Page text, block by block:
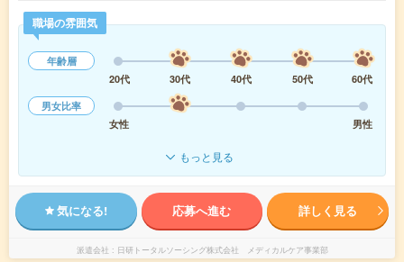
職場の雰囲気
年齢層
20代
30代 40代 50代
60代
男女比率
女性
男性
もっと見る
気になる! 応募へ進む 詳しく見る
派遣会社 日研トータルソーシング株式会社 メディカルケア事業部